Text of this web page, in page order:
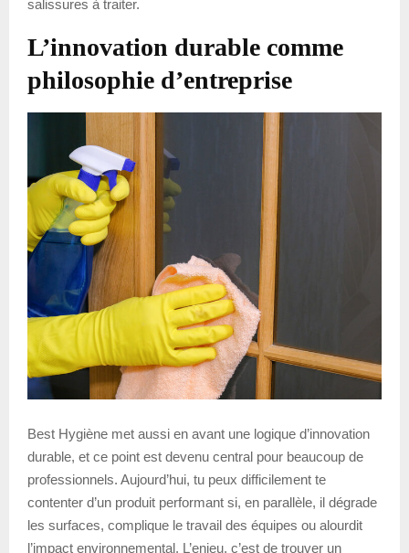
salissures à traiter.
L’innovation durable comme
philosophie d’entreprise
Best Hygiène met aussi en avant une logique d’innovation
durable, et ce point est devenu central pour beaucoup de
professionnels. Aujourd’hui, tu peux difficilement te
contenter d’un produit performant si, en parallèle, il dégrade
les surfaces, complique le travail des équipes ou alourdit
l’impact environnemental. L’enjeu, c’est de trouver un